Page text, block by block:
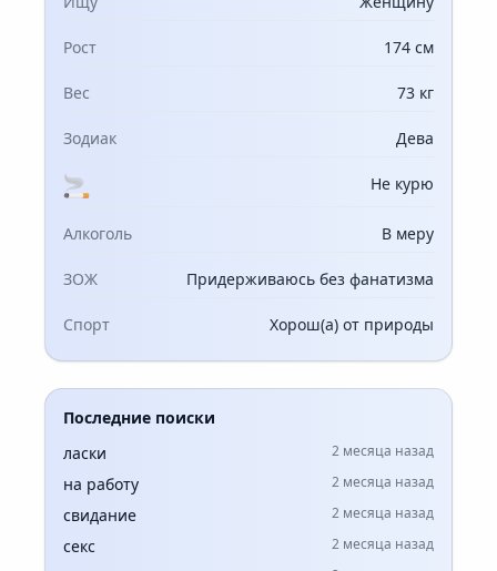
Рост 174 см
Вес 73 кг
Зодиак Дева
Не курю
Алкоголь В меру
ЗОЖ Придерживаюсь без фанатизма
Спорт Хорош(а) от природы
Последние поиски
ласки
2 месяца назад
на работу 2 месяца назад
свидание 2 месяца назад
секс 2 месяца назад